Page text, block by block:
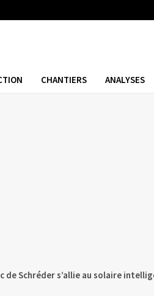
CHANTIERS ANALYSES
de Schréder s’allie au solaire